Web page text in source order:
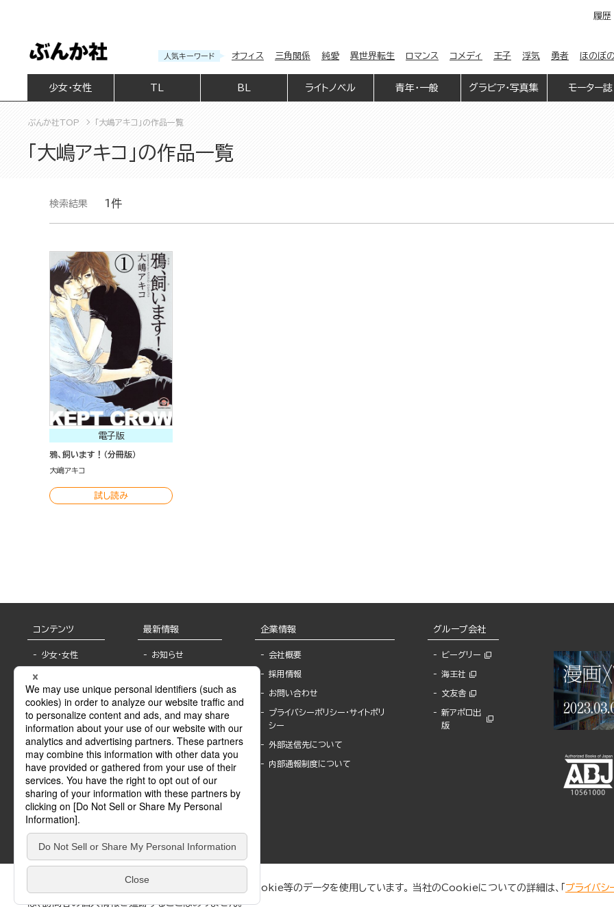
履歴
人気キーワード オフィス 三角関係 純愛 異世界転生 ロマンス コメディ 王子 浮気 勇者 ほのぼ
少女・女性 BL ライトノベル 青年・一般 グラビア・写真集 モーター誌
ぶんか社TOP 「大嶋アキコ」の作品一覧
「大嶋アキコ」の作品一覧
検索結果 1件
電子版
鴉、飼います！（分冊版）
大嶋アキコ
試し読み
コンテンツ
少女・女性
BL
ライトノベル
青年・一般
グラビア・写真
モーター誌
SPECIAL
Sublicense
最新情報
お知らせ
報
書店様へ
海外ライセンシー
公式SNSアカウ
ント
作家一覧
Keyword list
Author list
企業情報
会社概要
採用情報
お問い合わせ
プライバシーポリシー・サイトポリ
シー
外部送信先について
内部通報制度について
グループ会社
ビーグリー
海王社
文友舎
新アポロ出
版
ぶんか社が運営するサイトでは、利便性向上のためにCookie等のデータを使用しています。 当社のCookieについての詳細は、「 プライバシ
は、訪問者の個人情報を追跡することはありません。